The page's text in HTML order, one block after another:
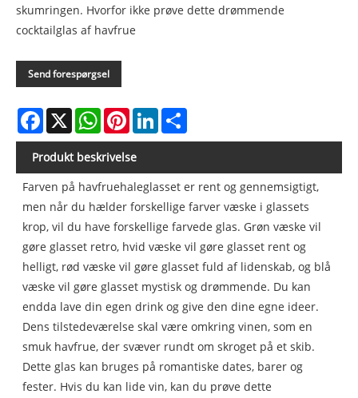
skumringen. Hvorfor ikke prøve dette drømmende
cocktailglas af havfrue
Send forespørgsel
Facebook
X WhatsAppPinterestLinkedIn
Produkt beskrivelse
Farven på havfruehaleglasset er rent og gennemsigtigt,
men når du hælder forskellige farver væske i glassets
krop, vil du have forskellige farvede glas. Grøn væske vil
gøre glasset retro, hvid væske vil gøre glasset rent og
helligt, rød væske vil gøre glasset fuld af lidenskab, og blå
væske vil gøre glasset mystisk og drømmende. Du kan
endda lave din egen drink og give den dine egne ideer.
Dens tilstedeværelse skal være omkring vinen, som en
smuk havfrue, der svæver rundt om skroget på et skib.
Dette glas kan bruges på romantiske dates, barer og
fester. Hvis du kan lide vin, kan du prøve dette